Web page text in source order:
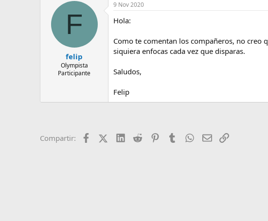
F
felip
Olympista
Participante
9 Nov 2020
Hola:
Como te comentan los compañeros, no creo
siquiera enfocas cada vez que disparas.
Saludos,
Felip
Compartir: FacebookX (Twitter)
LinkedIn
Reddit PinterestTumblrWhatsApp
EmailEnlace